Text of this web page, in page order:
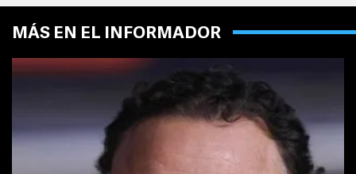
MÁS EN EL INFORMADOR